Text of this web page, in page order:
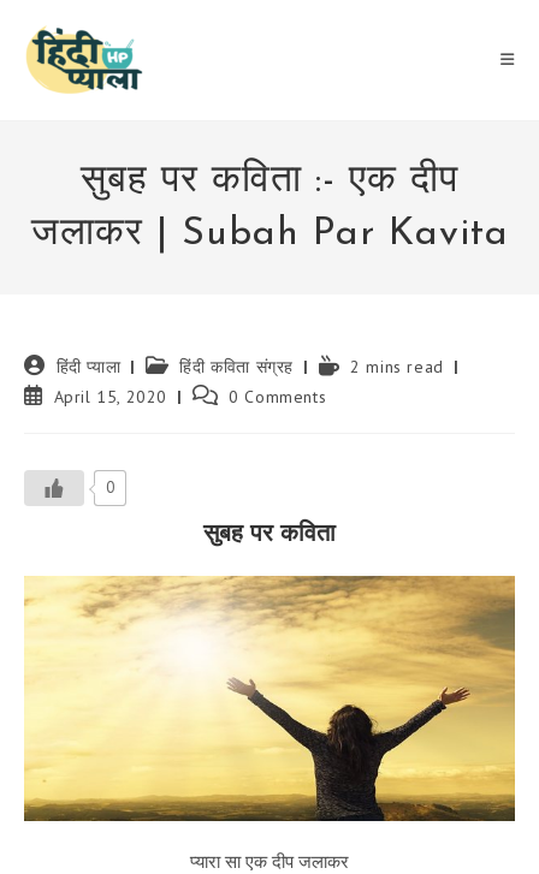
content
सुबह पर कविता :- एक दीप
जलाकर | Subah Par Kavita
Post
author:
हिंदी प्याला
Post
category:
हिंदी कविता संग्रह
Reading2 mins read
PostApril 15, 2020
Post 0 Comments
0
सुबह पर कविता
प्यारा सा एक दीप जलाकर